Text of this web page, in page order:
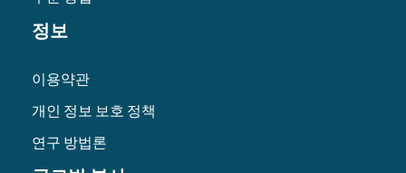
정보
이용약관
개인 정보 보호 정책
연구 방법론